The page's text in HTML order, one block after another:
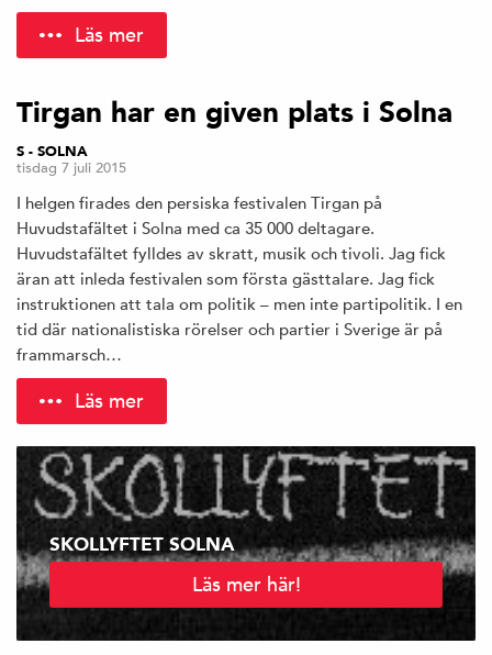
Läs mer
Tirgan har en given plats i Solna
S - SOLNA
tisdag 7 juli 2015
I helgen firades den persiska festivalen Tirgan på
Huvudstafältet i Solna med ca 35 000 deltagare.
Huvudstafältet fylldes av skratt, musik och tivoli. Jag fick
äran att inleda festivalen som första gästtalare. Jag fick
instruktionen att tala om politik – men inte partipolitik. I en
tid där nationalistiska rörelser och partier i Sverige är på
frammarsch…
Läs mer
SKOLLYFTET SOLNA
Läs mer här!